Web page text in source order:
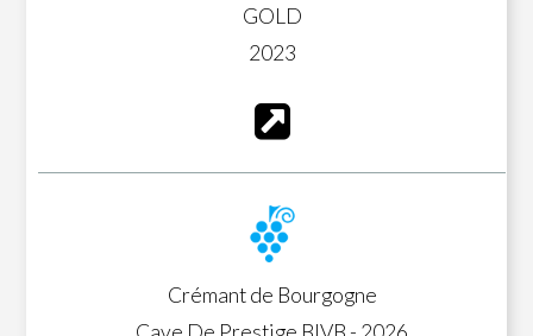
GOLD
2023
Crémant de Bourgogne